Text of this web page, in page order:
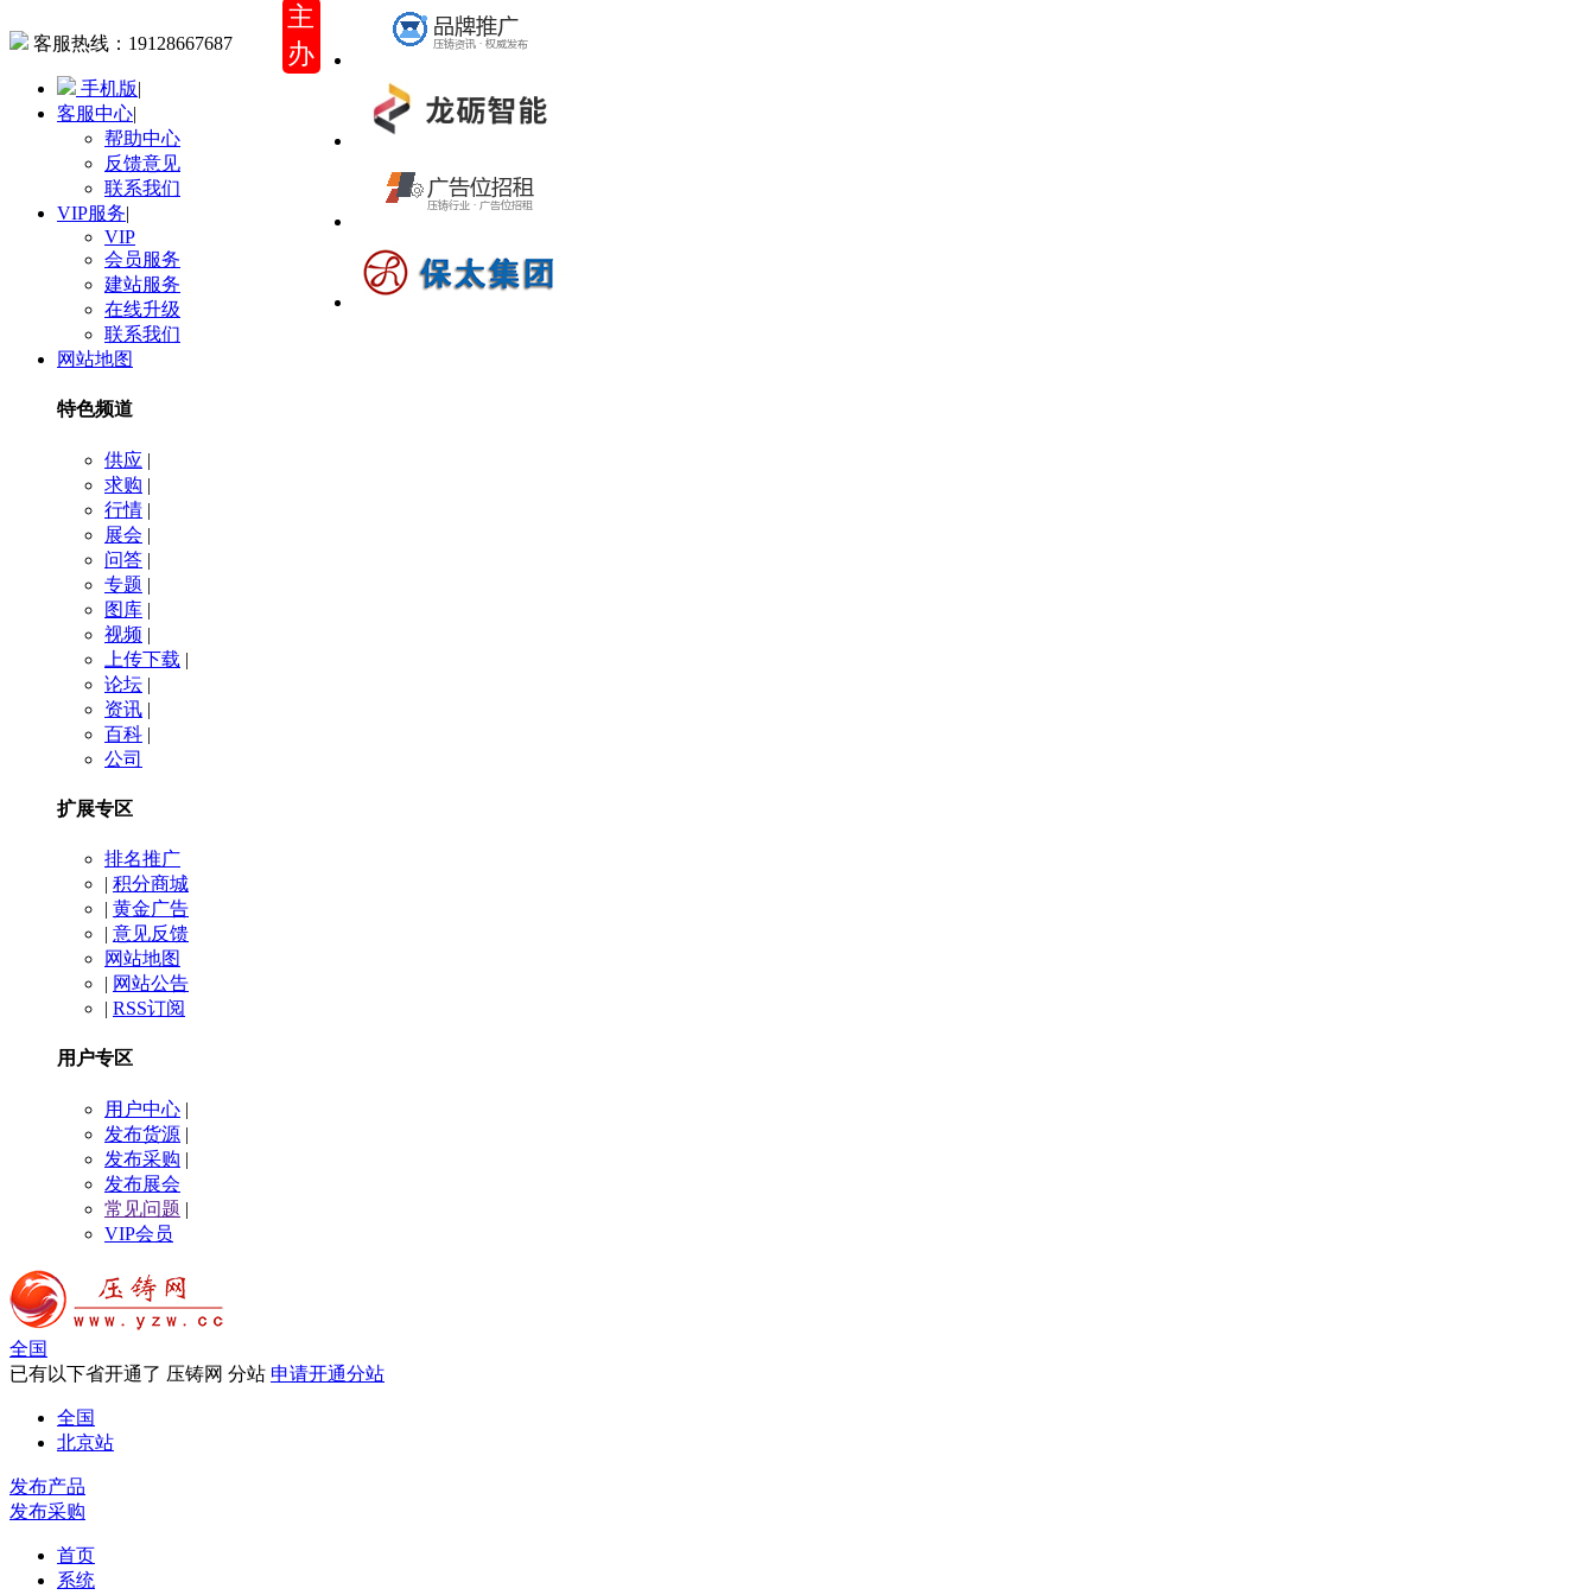
客服热线： 19128667687
手机版|
客服中心|
帮助中心
反馈意见
联系我们
VIP服务|
VIP
会员服务
建站服务
在线升级
联系我们
网站地图
特色频道
供应 |
求购 |
行情 |
展会 |
问答 |
专题 |
图库 |
视频 |
上传下载 |
论坛 |
资讯 |
百科 |
公司
扩展专区
排名推广
| 积分商城
| 黄金广告
| 意见反馈
网站地图
| 网站公告
| RSS订阅
用户专区
用户中心 |
发布货源 |
发布采购 |
发布展会
常见问题 |
VIP会员
全国
已有以下省开通了 压铸网 分站 申请开通分站
全国
北京站
主
办
发布产品
发布采购
首页
系统